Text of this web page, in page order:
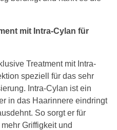
mit Intra-Cylan für
Treatment mit Intra-
speziell für das sehr
Intra-Cylan ist ein
in das Haarinnere eindringt
So sorgt er für
Griffigkeit und